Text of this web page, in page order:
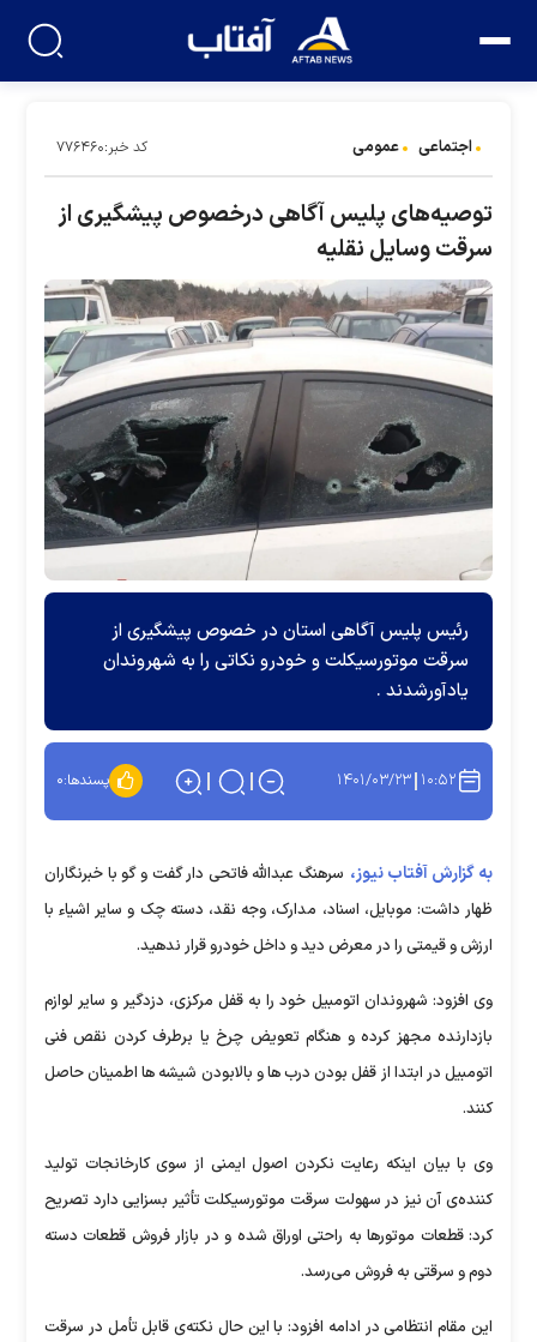
اجتماعی عمومی کد خبر:۷۷۶۴۶۰
توصیه‌های پلیس آگاهی درخصوص پیشگیری از
سرقت وسایل نقلیه
رئیس پلیس آگاهی استان در خصوص پیشگیری از
سرقت موتورسیکلت و خودرو نکاتی را به شهروندان
یادآورشدند .
۱۰:۵۲ ۱۴۰۱/۰۳/۲۳ پسندها:۰
به گزارش آفتاب نیوز، سرهنگ عبدالله فاتحی دار گفت و گو با خبرنگاران
ظهار داشت: موبایل، اسناد، مدارک، وجه نقد، دسته چک و سایر اشیاء با
ارزش و قیمتی را در معرض دید و داخل خودرو قرار ندهید.
وی افزود: شهروندان اتومبیل خود را به قفل مرکزی، دزدگیر و سایر لوازم
بازدارنده مجهز کرده و هنگام تعویض چرخ یا برطرف کردن نقص فنی
اتومبیل در ابتدا از قفل بودن درب ها و بالابودن شیشه ها اطمینان حاصل
کنند.
وی با بیان اینکه رعایت نکردن اصول ایمنی از سوی کارخانجات تولید
کننده‌ی آن نیز در سهولت سرقت موتورسیکلت تأثیر بسزایی دارد تصریح
کرد: قطعات موتورها به راحتی اوراق شده و در بازار فروش قطعات دسته
دوم و سرقتی به فروش می‌رسد.
این مقام انتظامی در ادامه افزود: با این حال نکته‌ی قابل تأمل در سرقت